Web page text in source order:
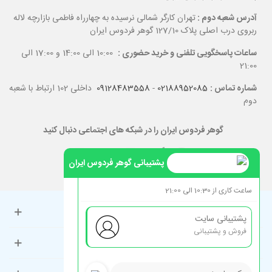
آدرس شعبه دوم :تهران کارگر شمالی نرسیده به چهارراه فاطمی بازارچه لاله
ربروی درب اصلی پلاک 127/10 گوهر فردوس ایران
ساعات پاسخگویی تلفنی و خرید حضوری :
10:00 الی 14:00 و 17:00 الی
21:00
شماره تماس : 02188952085
-
09128483558
داخلی 102 ارتباط با شعبه
دوم
گوهر فردوس ایران را در شبکه های اجتماعی دنبال کنید
حساب کاربری
راهنمای مشتریان
پشتیبانی گوهر فردوس ایران
ساعت کاری از 10:30 الی 21:00
پشتیبانی سایت
فروش و پشتیبانی